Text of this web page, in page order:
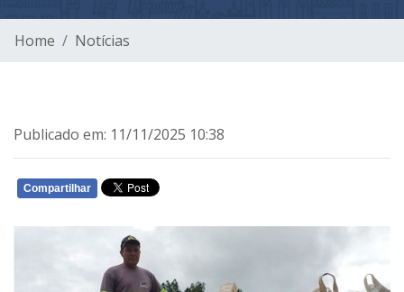
Home Notícias
Publicado em: 11/11/2025 10:38
Compartilhar